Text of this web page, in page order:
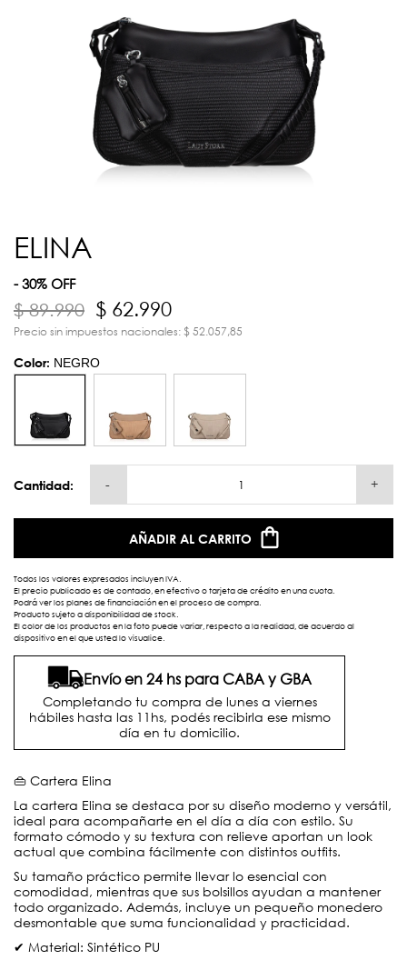
ELINA
- 30% OFF
$ 89.990 $ 62.990
Precio sin impuestos nacionales: $ 52.057,85
Color: NEGRO
Cantidad: - +
AÑADIR AL CARRITO
Todos los valores expresados incluyen IVA.
El precio publicado es de contado, en efectivo o tarjeta de crédito en una cuota.
Podrá ver los planes de financiación en el proceso de compra.
Producto sujeto a disponibilidad de stock.
El color de los productos en la foto puede variar, respecto a la realidad, de acuerdo al
dispositivo en el que usted lo visualice.
Envío en 24 hs para CABA y GBA
Completando tu compra de lunes a viernes
hábiles hasta las 11hs, podés recibirla ese mismo
día en tu domicilio.
👜 Cartera Elina
La cartera Elina se destaca por su diseño moderno y versátil,
ideal para acompañarte en el día a día con estilo. Su
formato cómodo y su textura con relieve aportan un look
actual que combina fácilmente con distintos outfits.
Su tamaño práctico permite llevar lo esencial con
comodidad, mientras que sus bolsillos ayudan a mantener
todo organizado. Además, incluye un pequeño monedero
desmontable que suma funcionalidad y practicidad.
✔ Material: Sintético PU